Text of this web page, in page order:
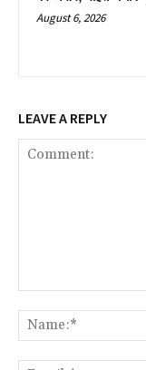
August 6, 2026
LEAVE A REPLY